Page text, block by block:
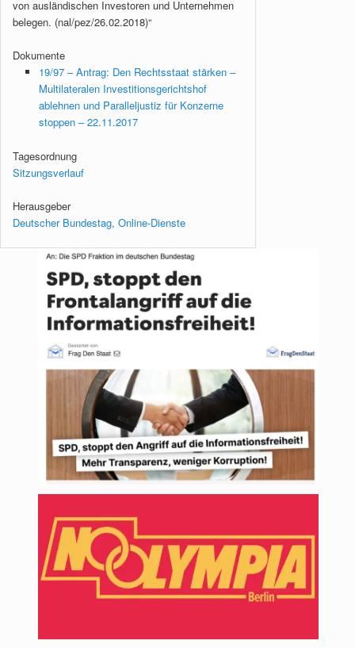
von ausländischen Investoren und Unternehmen
belegen. (nal/pez/26.02.2018)“
Dokumente
19/97 – Antrag: Den Rechtsstaat stärken –
Multilateralen Investitionsgerichtshof
ablehnen und Paralleljustiz für Konzerne
stoppen – 22.11.2017
Tagesordnung
Sitzungsverlauf
Herausgeber
Deutscher Bundestag, Online-Dienste